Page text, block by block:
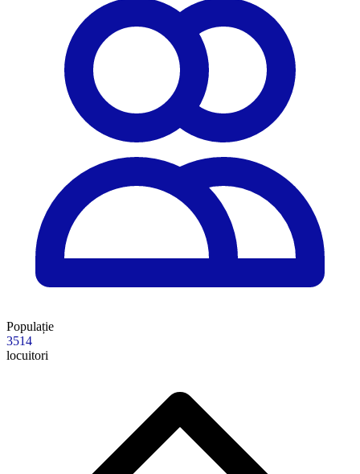
Populație
3514
locuitori